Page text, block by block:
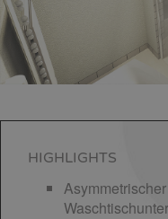
HIGHLIGHTS